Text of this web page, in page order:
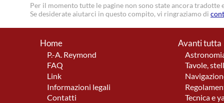
Per il momento tutte le pagine non sono state ancora tradotte
Se desiderate aiutarci in questo compito, vi ringraziamo di
Home
P.-A. Reymond
FAQ
Link
Informazioni legali
Contatti
Avanti tutta
Tavole,
Tecnica e